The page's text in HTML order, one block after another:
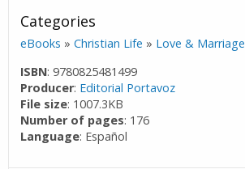
Categories
eBooks »Christian Life » Love & Marriage
ISBN: 9780825481499
Producer: Editorial Portavoz
File size: 1007.3KB
Number of pages: 176
Language: Español